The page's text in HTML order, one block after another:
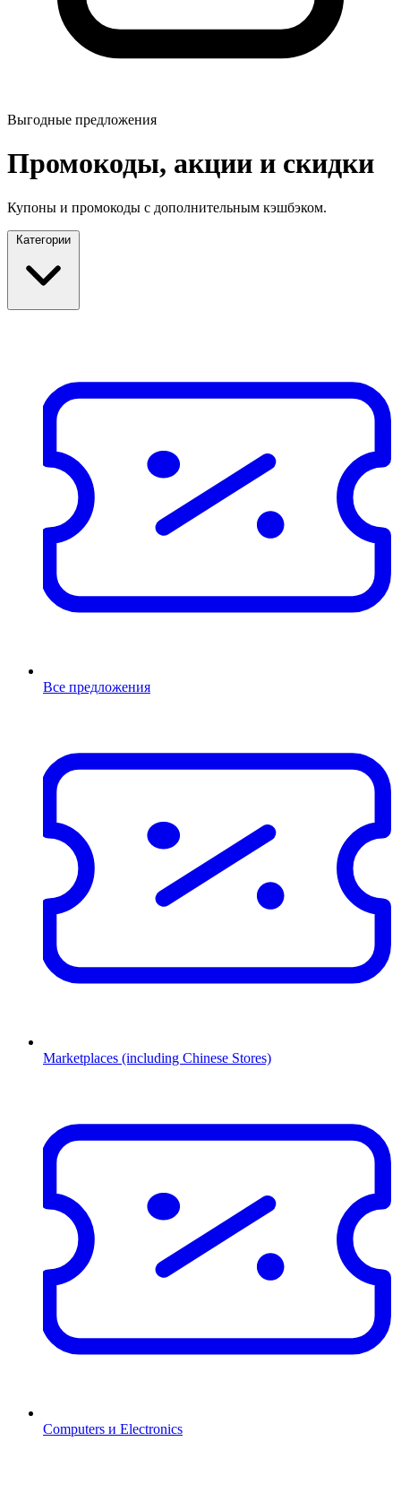
Выгодные предложения
Промокоды, акции и скидки
Купоны и промокоды с дополнительным кэшбэком.
Категории
Все предложения
Marketplaces (including Chinese Stores)
Computers и Electronics